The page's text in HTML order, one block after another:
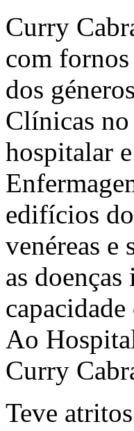
Curry
com
dos
Clínicas no
hospitalar
edifícios
venéreas
as
Ao
Curry
Teve